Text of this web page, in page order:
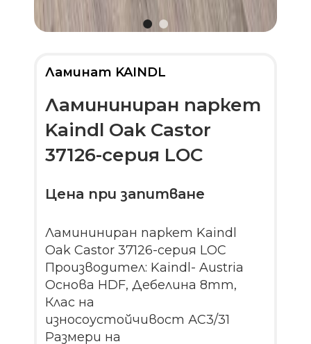
Ламинат KAINDL
Ламининиран паркет
Kaindl Oak Castor
37126-серия LOC
Цена при запитване
Ламининиран паркет Kaindl
Oak Castor 37126-серия LOC
Производител: Kaindl- Austria
Основа HDF, Дебелина 8mm,
Клас на
износоустойчивост АС3/31
Размери на